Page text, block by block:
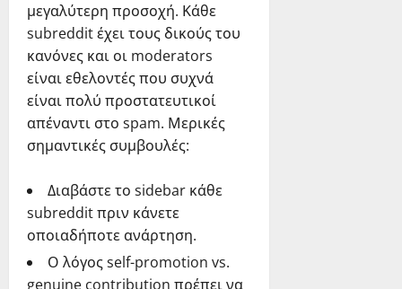
μεγαλύτερη προσοχή. Κάθε
subreddit έχει τους δικούς του
κανόνες και οι moderators
είναι εθελοντές που συχνά
είναι πολύ προστατευτικοί
απέναντι στο spam. Μερικές
σημαντικές συμβουλές:
Διαβάστε το sidebar κάθε
subreddit πριν κάνετε
οποιαδήποτε ανάρτηση.
Ο λόγος self-promotion vs.
genuine contribution πρέπει να